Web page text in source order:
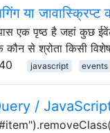
या
एक पृष्ठ है जहां कुछ
कौन से श्रोता किसी
javascript events
/ JavaScript